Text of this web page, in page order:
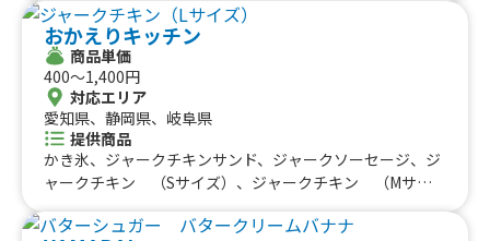
鶏むね肉)、鶏チャーシュー焼きそば、ショートチュロス5
本 チョコディップ、ショートチュロス5本、米粉チュロ
ス、かりんとうケーキ(カスタード・あんこ)、2種のカスタ
ードクリームブリュレパン、ほぼプリン、チーフル（プレ
ーン）、チーフル 目玉焼きのせ、チーフルとりマヨ盛り、
チーフル 鶏ハムのせ、チーフル アイス盛り、チーフルあ
んこ盛り、チーフルあんこ生クリーム盛り、チーフルあん
こサンド、チーフル カスタードブリュレ、フライドポテ
ト、フライドポテト倍盛り、アメリカンドッグ、コロッケ
サンド、とりマヨサンド、オムレツサンド、焼きそばパ
巻きフランクのホットドッグ、卵巻きフランクフルト、子
供縁日(キャラクターすくい、くじ引き等)、クレープ
おかえりキッチン
商品単価
400〜1,400円
対応エリア
愛知県、静岡県、岐阜県
提供商品
かき氷、ジャークチキンサンド、ジャークソーセージ、ジ
ャークチキン （Sサイズ）、ジャークチキン （Mサイ
バーライス、ジャークチキンオーバーライス（肉大盛